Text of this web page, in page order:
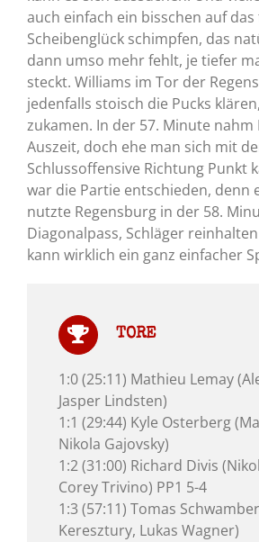
auch einfach ein bisschen auf
Scheibenglück schimpfen, das
dann umso mehr fehlt, je tiefer
steckt. Williams im Tor der
jedenfalls stoisch die Pucks
zukamen. In der 57. Minute nahm
Auszeit, doch ehe man sich mit
Schlussoffensive Richtung Punkt
war die Partie entschieden, denn
nutzte Regensburg in der 58.
Diagonalpass, Schläger
kann wirklich ein ganz einfacher
TORE
1:0 (25:11) Mathieu Lemay
Jasper Lindsten)
1:1 (29:44) Kyle Osterberg
Nikola Gajovsky)
1:2 (31:00) Richard Divis
Corey Trivino) PP1 5-4
1:3 (57:11) Tomas
Keresztury, Lukas Wagner)